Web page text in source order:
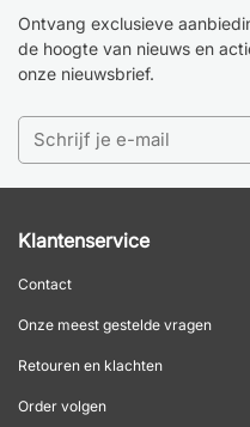
Ontvang exclusieve
de hoogte van nieuws en
onze nieuwsbrief.
Klantenservice
Contact
Onze meest gestelde vragen
Retouren en klachten
Order volgen